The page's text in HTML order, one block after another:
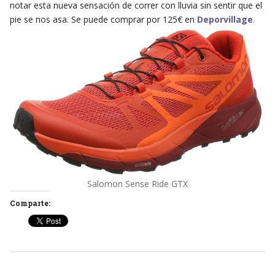
notar esta nueva sensación de correr con lluvia sin sentir que el
pie se nos asa. Se puede comprar por 125€ en Deporvillage.
Salomon Sense Ride GTX
Comparte: